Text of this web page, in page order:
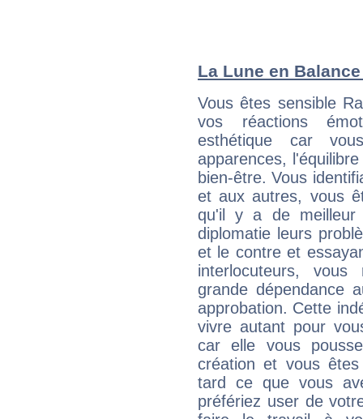
La Lune en
Vous êtes sensible
vos réactions
esthétique car
apparences,
bien-être. Vous
et aux autres, vous
qu'il y a de
diplomatie leurs
et le contre et
interlocuteurs,
grande dépendance
approbation. Cette
vivre autant pour
car elle vous
création et vous
tard ce que vous
préfériez user de